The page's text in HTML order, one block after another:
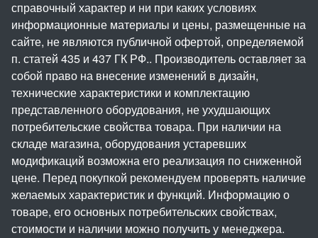
справочный характер и ни при каких условиях
информационные материалы и цены, размещенные на
сайте, не являются публичной офертой, определяемой
п. статей 435 и 437 ГК РФ.. Производитель оставляет за
собой право на внесение изменений в дизайн,
технические характеристики и комплектацию
представленного оборудования, не ухудшающих
потребительские свойства товара. При наличии на
складе магазина, оборудования устаревших
модификаций возможна его реализация по сниженной
цене. Перед покупкой рекомендуем проверять наличие
желаемых характеристик и функций. Информацию о
товаре, его основных потребительских свойствах,
стоимости и наличии можно получить у менеджера.